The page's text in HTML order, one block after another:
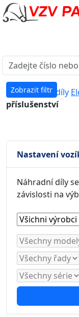
Zobrazit filtr
Náhradní díly
příslušenství
Nastavení
Náhradní díly
závislosti na